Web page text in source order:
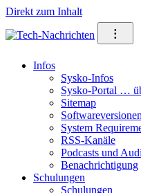
Direkt zum Inhalt
⁝
Infos
Sysko-Infos
Sysko-Portal …
Sitemap
Softwareversionen
System
RSS-Kanäle
Podcasts und
Benachrichtigung
Schulungen
Schulungen